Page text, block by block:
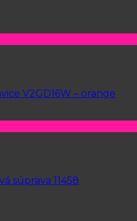
V2GD16W – orange
súprava 11458